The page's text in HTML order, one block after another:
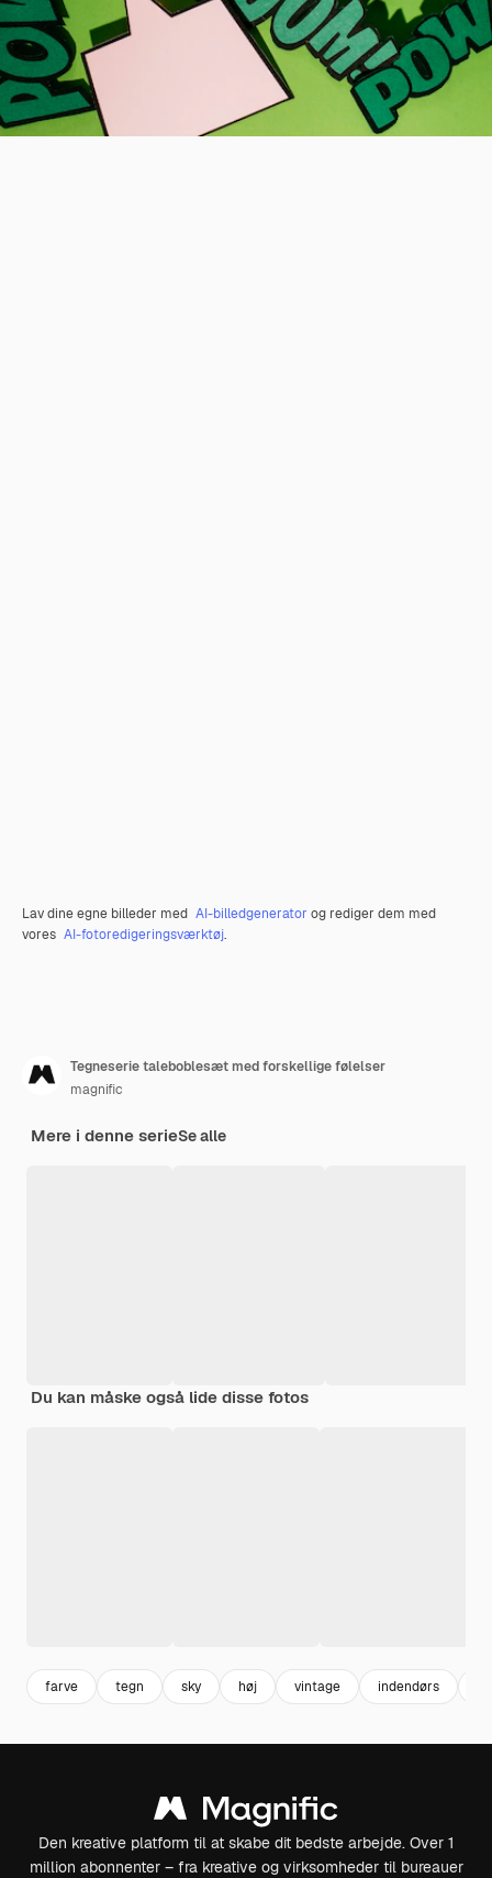
Lav dine egne billeder med AI-billedgenerator og rediger dem med
vores AI-fotoredigeringsværktøj.
Tegneserie taleboblesæt med forskellige følelser
magnific
Mere i denne serieSe alle
Du kan måske også lide disse fotos
farve tegn sky høj vintage indendørs
Den kreative platform til at skabe dit bedste arbejde. Over 1
million abonnenter – fra kreative og virksomheder til bureauer